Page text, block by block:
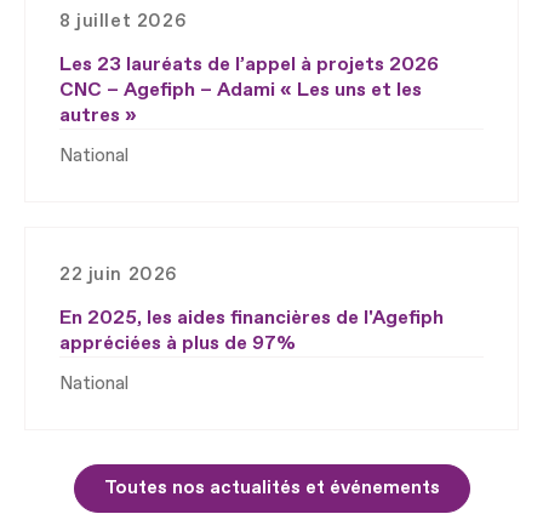
8 juillet 2026
Les 23 lauréats de l’appel à projets 2026
CNC – Agefiph – Adami « Les uns et les
autres »
National
22 juin 2026
En 2025, les aides financières de l'Agefiph
appréciées à plus de 97%
National
Toutes nos actualités et événements